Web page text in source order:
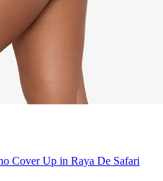
Cover Up in Raya De Safari